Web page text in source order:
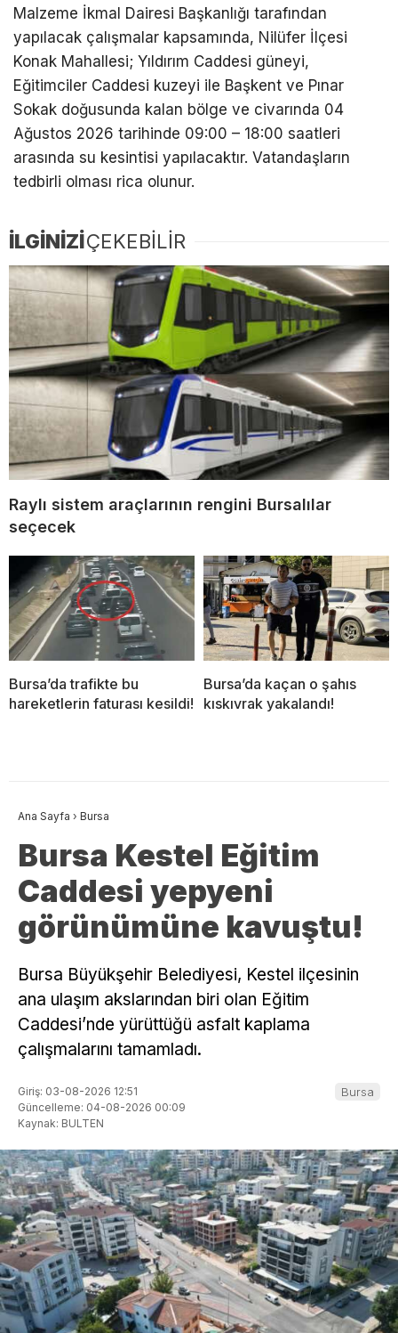
Malzeme İkmal Dairesi Başkanlığı tarafından
yapılacak çalışmalar kapsamında, Nilüfer İlçesi
Konak Mahallesi; Yıldırım Caddesi güneyi,
Eğitimciler Caddesi kuzeyi ile Başkent ve Pınar
Sokak doğusunda kalan bölge ve civarında 04
Ağustos 2026 tarihinde 09:00 – 18:00 saatleri
arasında su kesintisi yapılacaktır. Vatandaşların
tedbirli olması rica olunur.
İLGİNİZİÇEKEBİLİR
Raylı sistem araçlarının rengini Bursalılar
seçecek
Bursa’da trafikte bu
hareketlerin faturası kesildi!
Bursa’da kaçan o şahıs
kıskıvrak yakalandı!
Ana Sayfa › Bursa
Bursa Kestel Eğitim
Caddesi yepyeni
görünümüne kavuştu!
Bursa Büyükşehir Belediyesi, Kestel ilçesinin
ana ulaşım akslarından biri olan Eğitim
Caddesi’nde yürüttüğü asfalt kaplama
çalışmalarını tamamladı.
Giriş: 03-08-2026 12:51
Güncelleme: 04-08-2026 00:09
Kaynak: BULTEN
Bursa